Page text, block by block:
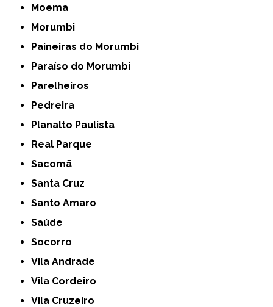
Moema
Morumbi
Paineiras do Morumbi
Paraíso do Morumbi
Parelheiros
Pedreira
Planalto Paulista
Real Parque
Sacomã
Santa Cruz
Santo Amaro
Saúde
Socorro
Vila Andrade
Vila Cordeiro
Vila Cruzeiro